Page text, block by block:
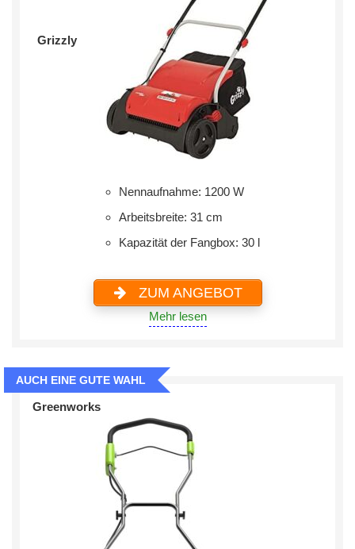
Grizzly
Nennaufnahme: 1200 W
Arbeitsbreite: 31 cm
Kapazität der Fangbox: 30 l
ZUM ANGEBOT
Mehr lesen
AUCH EINE GUTE WAHL
Greenworks